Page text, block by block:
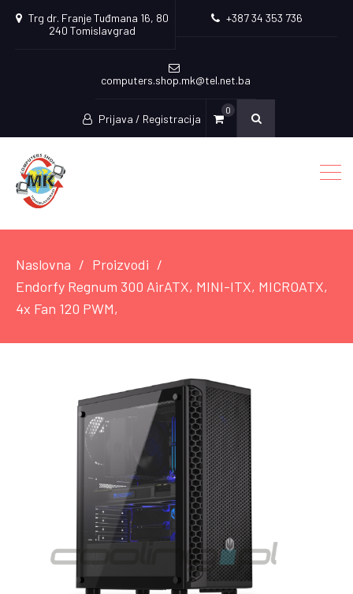
Trg dr. Franje Tuđmana 16, 80
240 Tomislavgrad
+387 34 353 736
computers.shop.mk@tel.net.ba
Prijava / Registracija
0
Naslovna
Proizvodi
Endorfy Regnum 300 AirATX, MINI-ITX, MICROATX,
4x Fan 120 PWM,